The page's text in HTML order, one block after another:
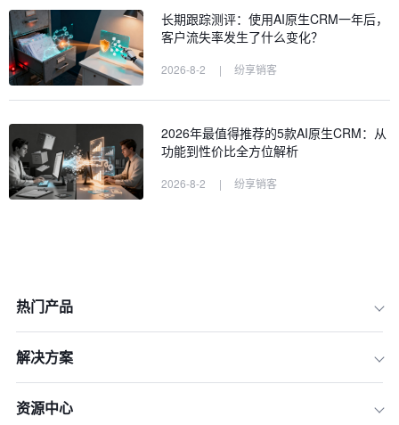
长期跟踪测评：使用AI原生CRM一年后，
客户流失率发生了什么变化？
2026-8-2 | 纷享销客
2026年最值得推荐的5款AI原生CRM：从
功能到性价比全方位解析
2026-8-2 | 纷享销客
热门产品
解决方案
资源中心